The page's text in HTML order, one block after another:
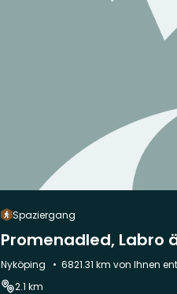
Spaziergang
Promenadled, Labro
Gemeinde:
Nyköping
6821.31 km von Ihnen
2.1 km